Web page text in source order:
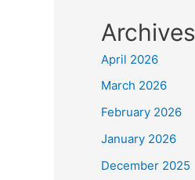
Archives
April 2026
March 2026
February 2026
January 2026
December 2025